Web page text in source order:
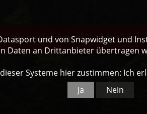
NACHHALTIGKEIT ÜBER UNS
und von Snapwidget und
Daten an Drittanbieter übertragen
Systeme hier zustimmen: Ich
Ja
Nein